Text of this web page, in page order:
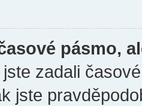
pásmo,
zadali
jste